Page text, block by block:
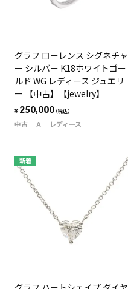
グラフ ローレンス シグネチャ
ー シルバー K18ホワイトゴー
ルド WG レディース ジュエリ
ー 【中古】【jewelry】
¥ 250,000（税込）
中古 A レディース
新着